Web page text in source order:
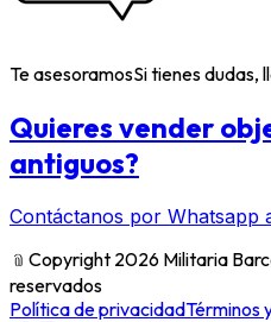
Te asesoramosSi tienes dudas,
Quieres vender
antiguos?
Contáctanos por Whatsapp
﹫ Copyright 2026 Militaria
reservados
Política de privacidadTérminos